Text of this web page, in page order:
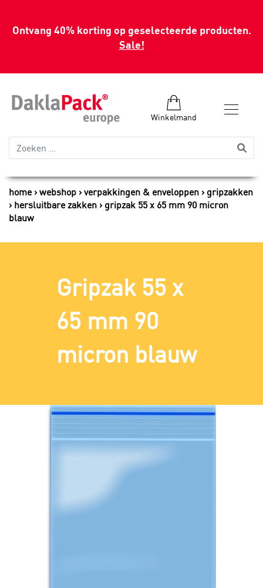
Ontvang 40% korting op geselecteerde producten.
Sale!
Winkelmand
home webshop verpakkingen & enveloppen
gripzakken
hersluitbare zakken
gripzak 55 x 65 mm 90 micron
blauw
Gripzak 55 x
65 mm 90
micron blauw